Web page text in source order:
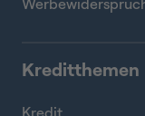
Kreditthemen
Kredit